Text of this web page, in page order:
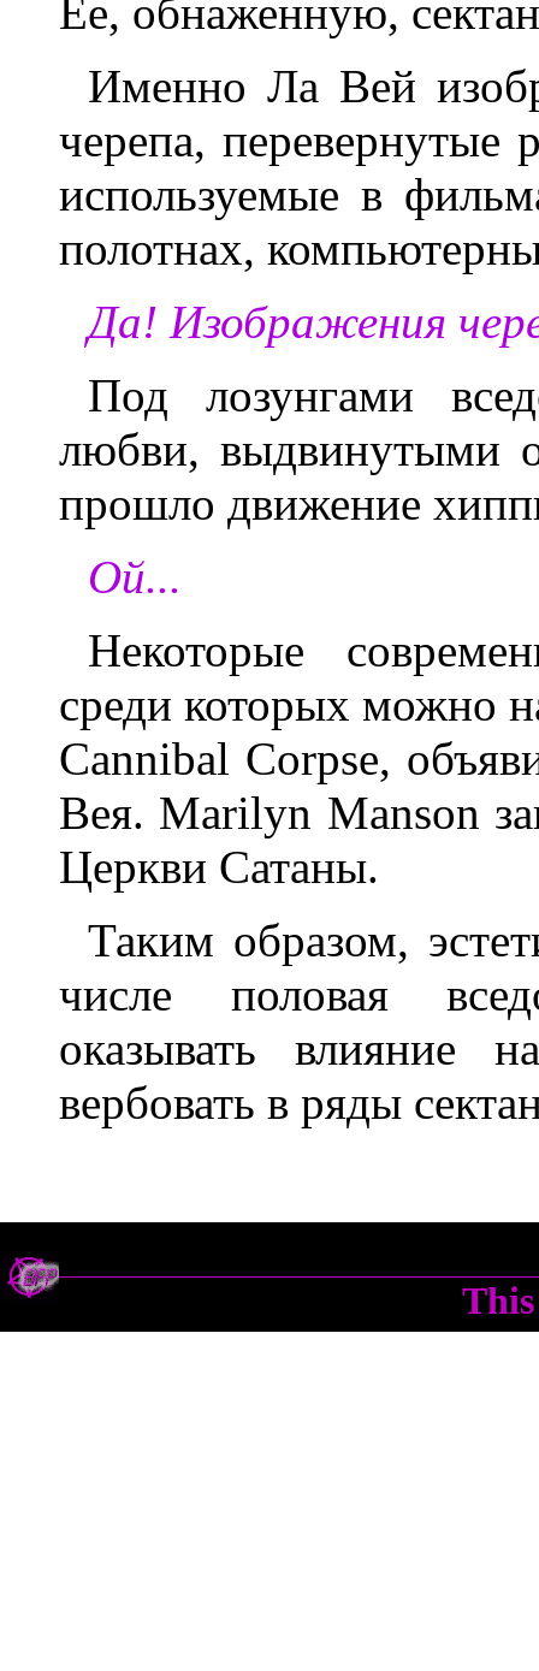
Ее, обнаженную,
Именно Ла Вей
черепа, перевернутые
используемые в
полотнах,
Да! Изображения
Под лозунгами
любви, выдвинутыми
прошло движение
Ой...
Некоторые
среди которых можно
Cannibal Corpse,
Вея. Marilyn Manson
Церкви Сатаны.
Таким образом,
числе половая
оказывать
вербовать в ряды